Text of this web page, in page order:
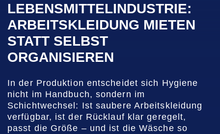
LEBENSMITTELINDUSTRIE:
ARBEITSKLEIDUNG MIETEN
STATT SELBST
ORGANISIEREN
In der Produktion entscheidet sich Hygiene
nicht im Handbuch, sondern im
Schichtwechsel: Ist saubere Arbeitskleidung
verfügbar, ist der Rücklauf klar geregelt,
passt die Größe – und ist die Wäsche so